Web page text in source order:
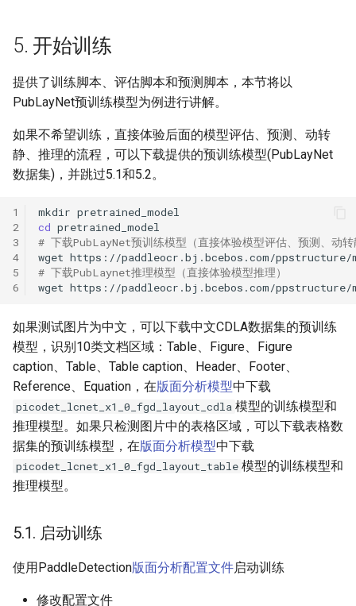
5. 开始训练
提供了训练脚本、评估脚本和预测脚本，本节将以
PubLayNet预训练模型为例进行讲解。
如果不希望训练，直接体验后面的模型评估、预测、动转
静、推理的流程，可以下载提供的预训练模型(PubLayNet
数据集)，并跳过5.1和5.2。
1
2
3
4
5
6
mkdir
cd
# 下载PubLayNet预训练模型（直接体验模型评估、预测、动转
wget
# 下载PubLaynet推理模型（直接体验模型推理）
wget
如果测试图片为中文，可以下载中文CDLA数据集的预训练
模型，识别10类文档区域：Table、Figure、Figure
caption、Table、Table caption、Header、Footer、
Reference、Equation，在版面分析模型中下载
picodet_lcnet_x1_0_fgd_layout_cdla 模型的训练模型和
推理模型。如果只检测图片中的表格区域，可以下载表格数
据集的预训练模型，在版面分析模型中下载
picodet_lcnet_x1_0_fgd_layout_table 模型的训练模型和
推理模型。
5.1. 启动训练
使用PaddleDetection版面分析配置文件启动训练
修改配置文件